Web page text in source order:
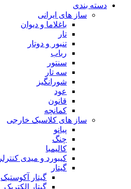
دسته بندی
ساز های ایرانی
باغلاما و دیوان
تار
تنبور و دوتار
رباب
سنتور
سه تار
شورانگیز
عود
قانون
کمانچه
ساز های کلاسیک خارجی
پیانو
چنگ
کالیمبا
کیبورد و میدی کنترلر
گیتار
گیتار آکوستیک
گیتار الکتریک